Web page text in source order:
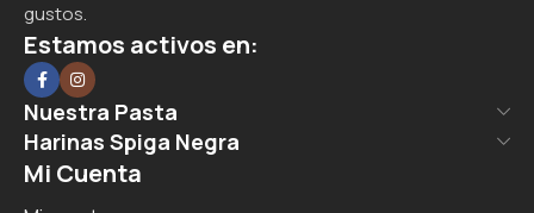
gustos.
Estamos activos en:
Nuestra Pasta
Harinas Spiga Negra
Mi Cuenta